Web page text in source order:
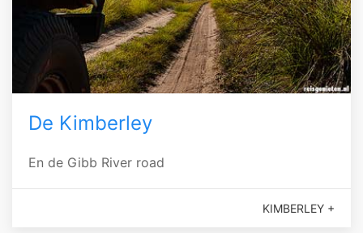
De Kimberley
En de Gibb River road
KIMBERLEY +